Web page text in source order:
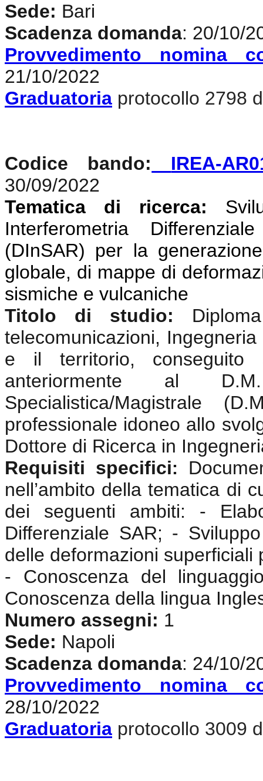
Sede: Bari
Scadenza domanda: 20/10/
Provvedimento nomina
21/10/2022
Graduatoria protocollo 2798
Codice bando:
IREA-
30/09/2022
Tematica di ricerca:
Interferometria
(DInSAR) per la
globale, di mappe di
sismiche e vulcaniche
Titolo di studio:
telecomunicazioni,
e il territorio, conseguito
anteriormente al
Specialistica/Magistrale
professionale idoneo allo
Dottore di Ricerca in
Requisiti specifici:
nell’ambito della tematica di
dei seguenti ambiti: -
Differenziale SAR; -
delle deformazioni
- Conoscenza del
Conoscenza della lingua
Numero assegni: 1
Sede: Napoli
Scadenza domanda: 24/10/
Provvedimento nomina
28/10/2022
Graduatoria protocollo 3009